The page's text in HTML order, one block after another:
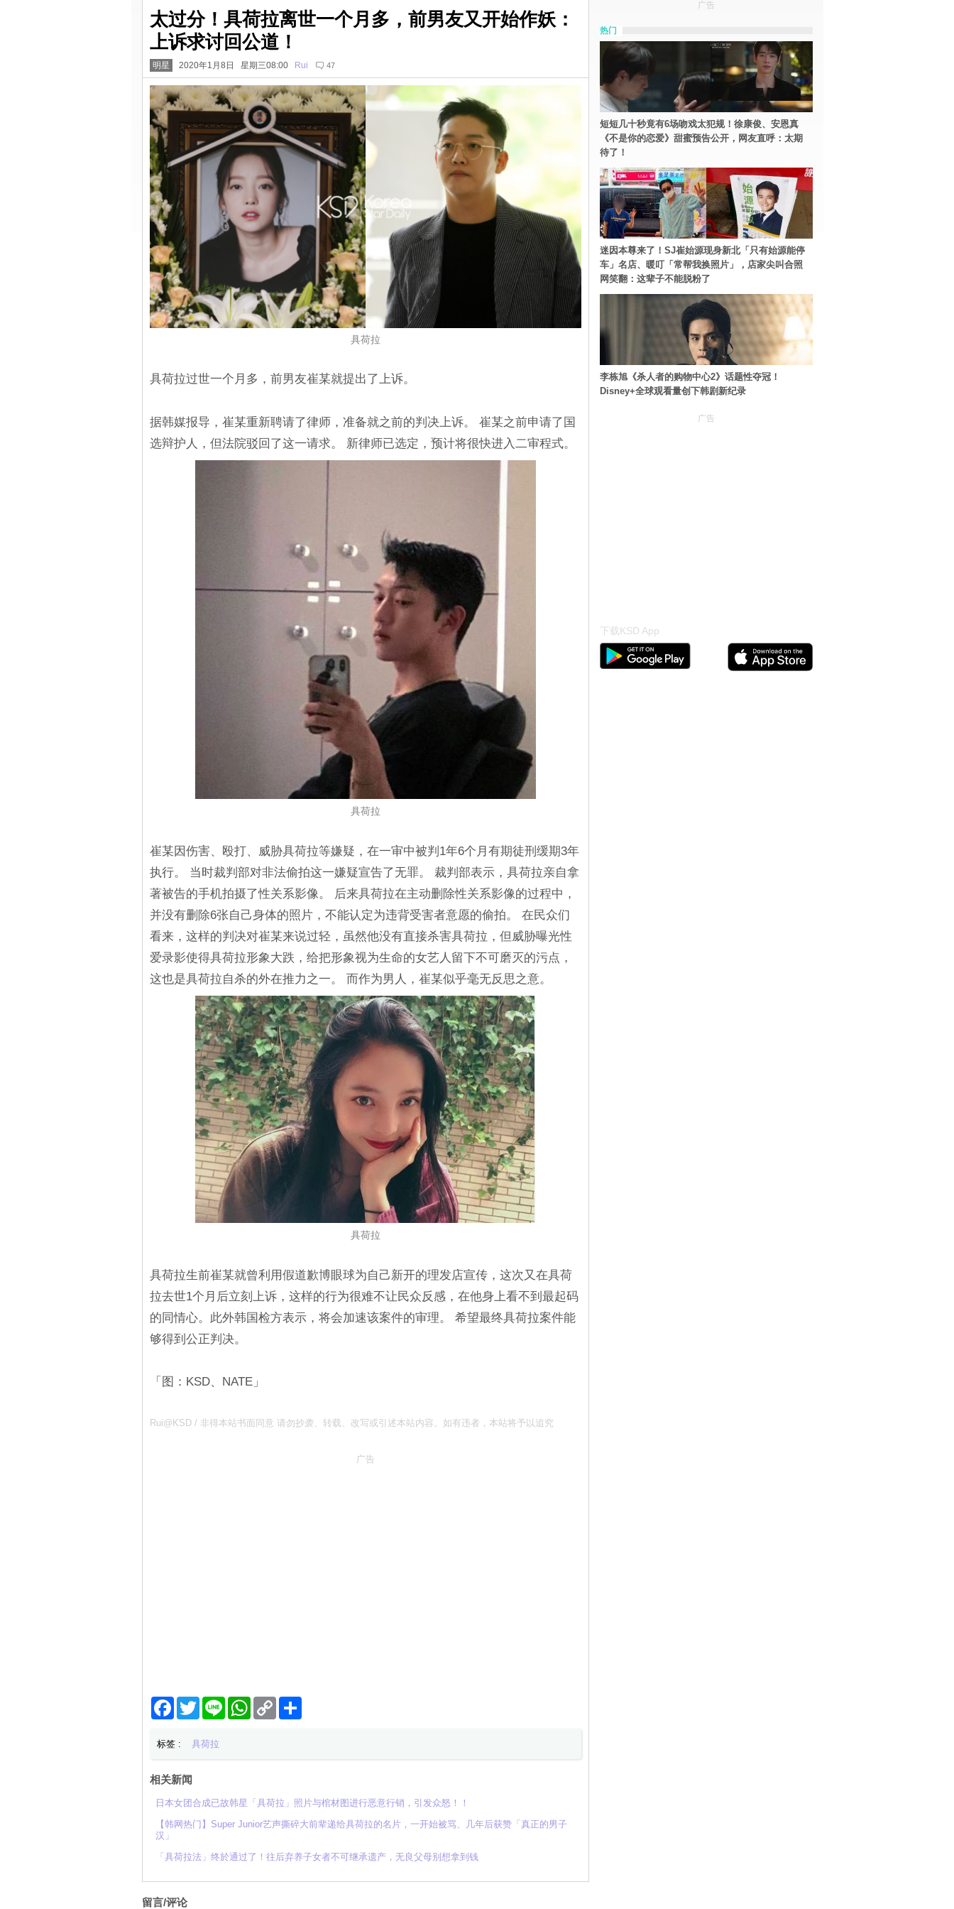
太过分！具荷拉离世一个月多，前男友又开始作妖：
上诉求讨回公道！
明星 2020年1月8日 星期三08:00 Rui 47
具荷拉
具荷拉过世一个月多，前男友崔某就提出了上诉。
据韩媒报导，崔某重新聘请了律师，准备就之前的判决上诉。 崔某之前申请了国
选辩护人，但法院驳回了这一请求。 新律师已选定，预计将很快进入二审程式。
具荷拉
崔某因伤害、殴打、威胁具荷拉等嫌疑，在一审中被判1年6个月有期徒刑缓期3年
执行。 当时裁判部对非法偷拍这一嫌疑宣告了无罪。 裁判部表示，具荷拉亲自拿
著被告的手机拍摄了性关系影像。 后来具荷拉在主动删除性关系影像的过程中，
并没有删除6张自己身体的照片，不能认定为违背受害者意愿的偷拍。 在民众们
看来，这样的判决对崔某来说过轻，虽然他没有直接杀害具荷拉，但威胁曝光性
爱录影使得具荷拉形象大跌，给把形象视为生命的女艺人留下不可磨灭的污点，
这也是具荷拉自杀的外在推力之一。 而作为男人，崔某似乎毫无反思之意。
具荷拉
具荷拉生前崔某就曾利用假道歉博眼球为自己新开的理发店宣传，这次又在具荷
拉去世1个月后立刻上诉，这样的行为很难不让民众反感，在他身上看不到最起码
的同情心。此外韩国检方表示，将会加速该案件的审理。 希望最终具荷拉案件能
够得到公正判决。
「图：KSD、NATE」
Rui@KSD / 非得本站书面同意 请勿抄袭、转载、改写或引述本站内容。如有违者，本站将予以追究
广告
Facebook
TwitterLine WhatsApp
Copy
Link
分
标签 : 具荷拉
相关新闻
日本女团合成已故韩星「具荷拉」照片与棺材图进行恶意行销，引发众怒！！
【韩网热门】Super Junior艺声撕碎大前辈递给具荷拉的名片，一开始被骂、几年后获赞「真正的男子
汉」
「具荷拉法」终於通过了！往后弃养子女者不可继承遗产，无良父母别想拿到钱
留言/评论
广告
热门
短短几十秒竟有6场吻戏太犯规！徐康俊、安恩真
《不是你的恋爱》甜蜜预告公开，网友直呼：太期
待了！
迷因本尊来了！SJ崔始源现身新北「只有始源能停
车」名店、暖叮「常帮我换照片」，店家尖叫合照
网笑翻：这辈子不能脱粉了
李栋旭《杀人者的购物中心2》话题性夺冠！
Disney+全球观看量创下韩剧新纪录
广告
下载KSD App